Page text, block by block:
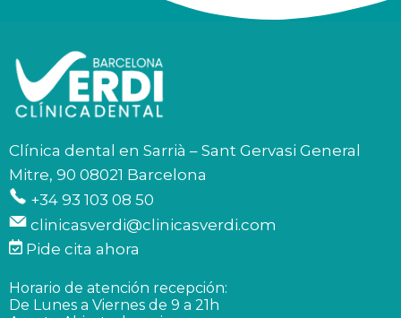
Clínica dental en Sarrià – Sant Gervasi General
Mitre, 90 08021 Barcelona
+34 93 103 08 50
clinicasverdi@clinicasverdi.com
Pide cita ahora
Horario de atención recepción:
De Lunes a Viernes de 9 a 21h